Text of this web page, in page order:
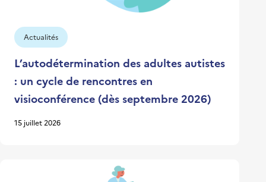
Actualités
L’autodétermination des adultes autistes
: un cycle de rencontres en
visioconférence (dès septembre 2026)
15 juillet 2026